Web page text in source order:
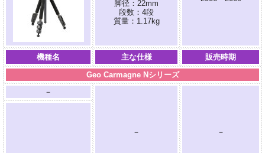
脚径：22mm
段数：4段
質量：1.17kg
機種名 主な仕様
販売時期
Geo Carmagne Nシリーズ
－
－ －